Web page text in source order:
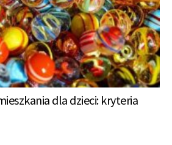
dla dzieci: kryteria